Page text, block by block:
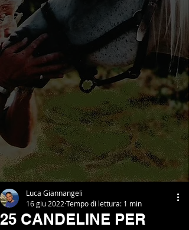
25 CANDELINE PER
Luca Giannangeli
16 giu 2022 Tempo di lettura: 1 min